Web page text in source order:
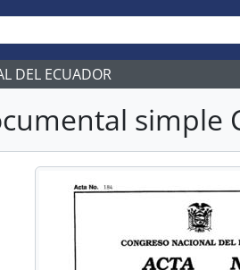
DEL ECUADOR
simple